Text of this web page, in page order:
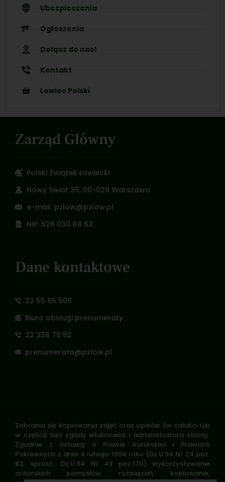
Ubezpieczenia
Ogłoszenia
Dołącz do nas!
Kontakt
Łowiec Polski
Zarząd Główny
Polski Związek Łowiecki
Nowy Świat 35, 00-029 Warszawa
e-mail: pzlow@pzlow.pl
NIP: 526 030 04 63
Dane kontaktowe
22 55 65 500
Biuro obsługi prenumeraty
22 336 75 52
prenumerata@pzlow.pl
Zabrania się kopiowania zdjęć oraz opisów (w całości lub
w części) bez zgody właściciela i administratora strony.
Zgodnie z Ustawą o Prawie Autorskim i Prawach
Pokrewnych z dnia 4 lutego 1994 roku (Dz.U.94 Nr 24 poz.
83, sprost.: Dz.U.94 Nr 43 poz.170) wykorzystywanie
autorskich pomysłów, rozwiązań, kopiowanie,